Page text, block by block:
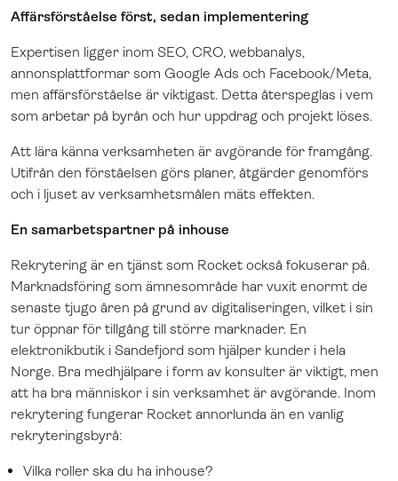
Affärsförståelse först, sedan implementering
Expertisen ligger inom SEO, CRO, webbanalys,
annonsplattformar som Google Ads och Facebook/Meta,
men affärsförståelse är viktigast. Detta återspeglas i vem
som arbetar på byrån och hur uppdrag och projekt löses.
Att lära känna verksamheten är avgörande för framgång.
Utifrån den förståelsen görs planer, åtgärder genomförs
och i ljuset av verksamhetsmålen mäts effekten.
En samarbetspartner på inhouse
Rekrytering är en tjänst som Rocket också fokuserar på.
Marknadsföring som ämnesområde har vuxit enormt de
senaste tjugo åren på grund av digitaliseringen, vilket i sin
tur öppnar för tillgång till större marknader. En
elektronikbutik i Sandefjord som hjälper kunder i hela
Norge. Bra medhjälpare i form av konsulter är viktigt, men
att ha bra människor i sin verksamhet är avgörande. Inom
rekrytering fungerar Rocket annorlunda än en vanlig
rekryteringsbyrå:
Vilka roller ska du ha inhouse?